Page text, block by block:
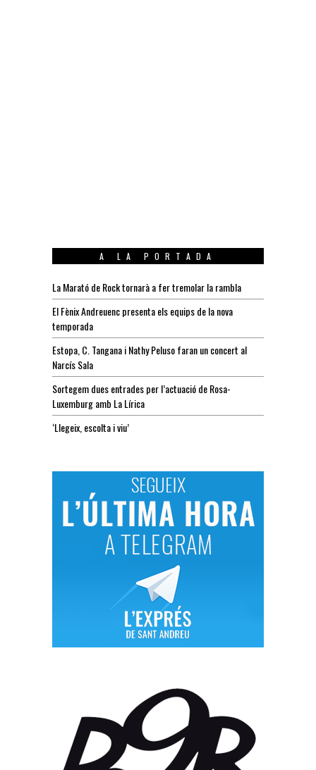
A LA PORTADA
La Marató de Rock tornarà a fer tremolar la rambla
El Fènix Andreuenc presenta els equips de la nova
temporada
Estopa, C. Tangana i Nathy Peluso faran un concert al
Narcís Sala
Sortegem dues entrades per l’actuació de Rosa-
Luxemburg amb La Lírica
‘Llegeix, escolta i viu’